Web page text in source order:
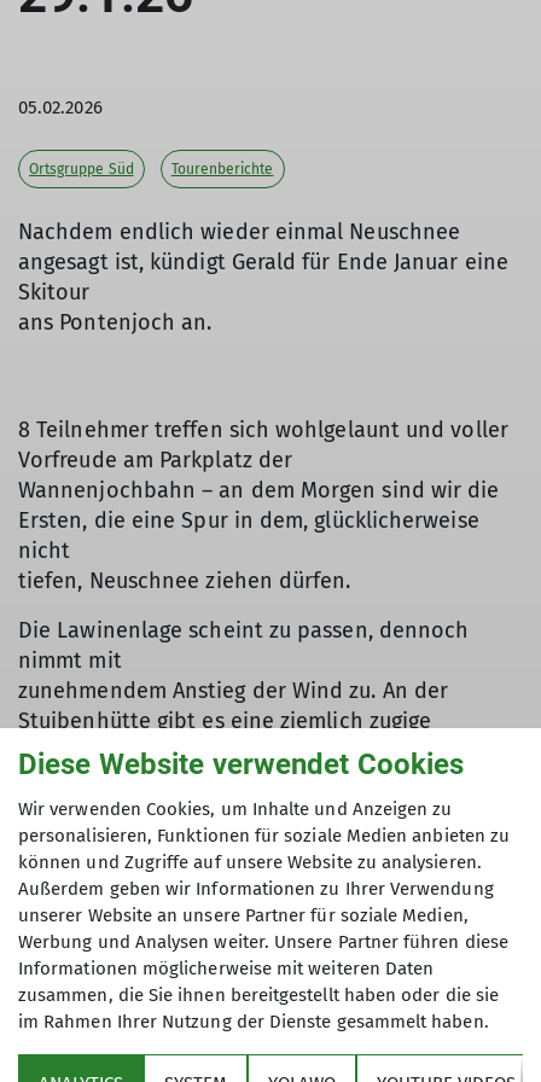
05.02.2026
Ortsgruppe Süd Tourenberichte
Nachdem endlich wieder einmal Neuschnee
angesagt ist, kündigt Gerald für Ende Januar eine
Skitour
ans Pontenjoch an.
8 Teilnehmer treffen sich wohlgelaunt und voller
Vorfreude am Parkplatz der
Wannenjochbahn – an dem Morgen sind wir die
Ersten, die eine Spur in dem, glücklicherweise
nicht
tiefen, Neuschnee ziehen dürfen.
Die Lawinenlage scheint zu passen, dennoch
nimmt mit
zunehmendem Anstieg der Wind zu. An der
Stuibenhütte gibt es eine ziemlich zugige
Trinkpause, die
dann dementsprechend kurz ausfällt. Weiter geht
es durch den Latschenhang, immer wieder mit
schneeigen Böen, die Sicht ist nicht die Beste.
Dafür sind die Teilnehmer umso besser gelaunt,
tauschen sich über die letzten Ereignisse und
Touren aus. Weiter oben im Kar ist klar, dass sich
auf
der Seite Richtung Ponten viel verblasener
Schnee angesammelt hat während Richtung
Bschießer die
Diese Website verwendet Cookies
Wir verwenden Cookies, um Inhalte und Anzeigen zu
personalisieren, Funktionen für soziale Medien anbieten zu
können und Zugriffe auf unsere Website zu analysieren.
Außerdem geben wir Informationen zu Ihrer Verwendung
unserer Website an unsere Partner für soziale Medien,
Werbung und Analysen weiter. Unsere Partner führen diese
Informationen möglicherweise mit weiteren Daten
zusammen, die Sie ihnen bereitgestellt haben oder die sie
im Rahmen Ihrer Nutzung der Dienste gesammelt haben.